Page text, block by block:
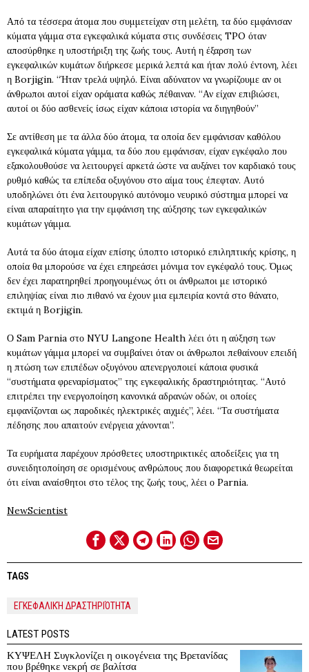
Από τα τέσσερα άτομα που συμμετείχαν στη μελέτη, τα δύο εμφάνισαν
κύματα γάμμα στα εγκεφαλικά κύματα στις συνδέσεις TPO όταν
αποσύρθηκε η υποστήριξη της ζωής τους. Αυτή η έξαρση των
εγκεφαλικών κυμάτων διήρκεσε μερικά λεπτά και ήταν πολύ έντονη, λέει
η Borjigin. “Ήταν τρελά υψηλό. Είναι αδύνατον να γνωρίζουμε αν οι
άνθρωποι αυτοί είχαν οράματα καθώς πέθαιναν. “Αν είχαν επιβιώσει,
αυτοί οι δύο ασθενείς ίσως είχαν κάποια ιστορία να διηγηθούν”
Σε αντίθεση με τα άλλα δύο άτομα, τα οποία δεν εμφάνισαν καθόλου
εγκεφαλικά κύματα γάμμα, τα δύο που εμφάνισαν, είχαν εγκέφαλο που
εξακολουθούσε να λειτουργεί αρκετά ώστε να αυξάνει τον καρδιακό τους
ρυθμό καθώς τα επίπεδα οξυγόνου στο αίμα τους έπεφταν. Αυτό
υποδηλώνει ότι ένα λειτουργικό αυτόνομο νευρικό σύστημα μπορεί να
είναι απαραίτητο για την εμφάνιση της αύξησης των εγκεφαλικών
κυμάτων γάμμα.
Αυτά τα δύο άτομα είχαν επίσης ύποπτο ιστορικό επιληπτικής κρίσης, η
οποία θα μπορούσε να έχει επηρεάσει μόνιμα τον εγκέφαλό τους. Όμως
δεν έχει παρατηρηθεί προηγουμένως ότι οι άνθρωποι με ιστορικό
επιληψίας είναι πιο πιθανό να έχουν μια εμπειρία κοντά στο θάνατο,
εκτιμά η Borjigin.
Ο Sam Parnia στο NYU Langone Health λέει ότι η αύξηση των
κυμάτων γάμμα μπορεί να συμβαίνει όταν οι άνθρωποι πεθαίνουν επειδή
η πτώση των επιπέδων οξυγόνου απενεργοποιεί κάποια φυσικά
“συστήματα φρεναρίσματος” της εγκεφαλικής δραστηριότητας. “Αυτό
επιτρέπει την ενεργοποίηση κανονικά αδρανών οδών, οι οποίες
εμφανίζονται ως παροδικές ηλεκτρικές αιχμές”, λέει. “Τα συστήματα
πέδησης που απαιτούν ενέργεια χάνονται”.
Τα ευρήματα παρέχουν πρόσθετες υποστηρικτικές αποδείξεις για τη
συνειδητοποίηση σε ορισμένους ανθρώπους που διαφορετικά θεωρείται
ότι είναι αναίσθητοι στο τέλος της ζωής τους, λέει ο Parnia.
NewScientist
TAGS
ΕΓΚΕΦΑΛΙΚΉ ΔΡΑΣΤΗΡΙΌΤΗΤΑ
LATEST POSTS
ΚΥΨΕΛΗ Συγκλονίζει η οικογένεια της Βρετανίδας
που βρέθηκε νεκρή σε βαλίτσα